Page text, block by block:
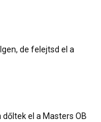
de felejtsd el a
el a Masters OB